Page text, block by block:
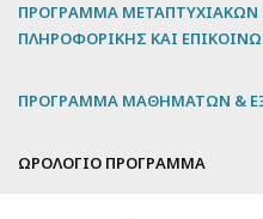
ΠΡΌΓΡΑΜΜΑ
ΠΛΗΡΟΦΟΡΙΚΉΣ ΚΑΙ
ΠΡΌΓΡΑΜΜΑ ΜΑΘΗΜΆΤΩΝ &
ΩΡΟΛΌΓΙΟ ΠΡΌΓΡΑΜΜΑ